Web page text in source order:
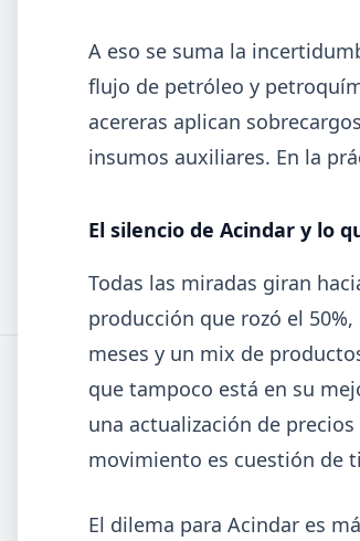
Informe ADIMRA junio
producción metalúrgica
La producción metalúrgica acumula
2026 y la capacidad instalada bajó
1 2
A eso se suma la
flujo de petróleo y
acereras aplican
insumos auxiliares. En la
El silencio de Acindar y lo
Todas las miradas giran
producción que rozó el
meses y un mix de
que tampoco está en su
una actualización de
movimiento es cuestión de
El dilema para Acindar es